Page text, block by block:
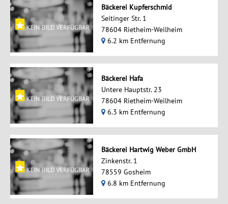
Bäckerei Kupferschmid
Seitinger Str. 1
78604 Rietheim-Weilheim
6.2 km Entfernung
Bäckerei Hafa
Untere Hauptstr. 23
78604 Rietheim-Weilheim
6.3 km Entfernung
Bäckerei Hartwig Weber GmbH
Zinkenstr. 1
78559 Gosheim
6.8 km Entfernung